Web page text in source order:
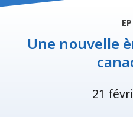
Une nouvelle
21